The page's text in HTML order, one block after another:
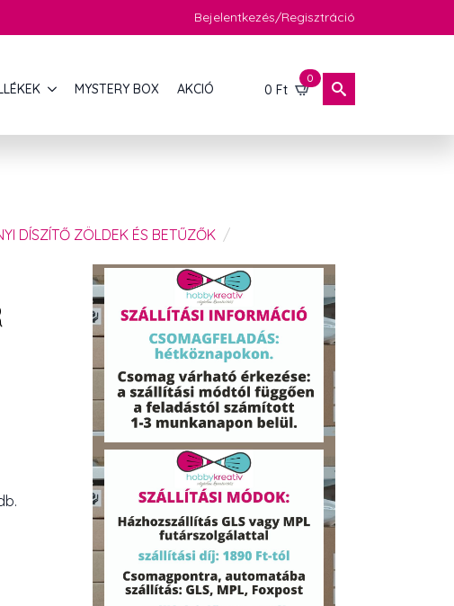
Bejelentkezés/Regisztráció
MYSTERY BOX AKCIÓ 0 Ft
0
DÍSZÍTŐ ZÖLDEK ÉS BETŰZŐK